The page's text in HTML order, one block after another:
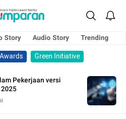
Story Audio Story
Trending
Green Initiative
Pekerjaan versi